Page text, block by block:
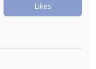
Likes